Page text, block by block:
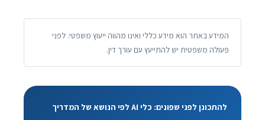
המידע באתר הוא מידע כללי ואינו מהווה ייעוץ משפטי. לפני
פעולה משפטית יש להתייעץ עם עורך דין.
להתכונן לפני שפונים: כלי AI לפי הנושא של המדריך